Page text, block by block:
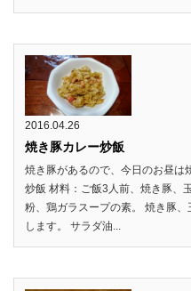
2016.04.26
焼き豚カレー炒飯
焼き豚があるので、今日のお昼は
炒飯 材料：ご飯3人前、焼き豚、
粉、鶏ガラスープの素。 焼き豚
します。 サラダ油...